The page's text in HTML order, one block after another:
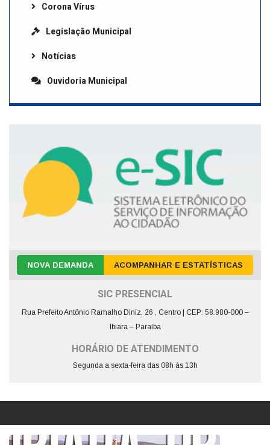
Corona Vírus
Legislação Municipal
Notícias
Ouvidoria Municipal
NOVA DEMANDA ACOMPANHAR E ESTATÍSTICAS
SIC PRESENCIAL
Rua Prefeito Antônio Ramalho Diniz, 26 , Centro | CEP: 58.980-000 –
Ibiara – Paraíba
HORÁRIO DE ATENDIMENTO
Segunda a sexta-feira das 08h às 13h